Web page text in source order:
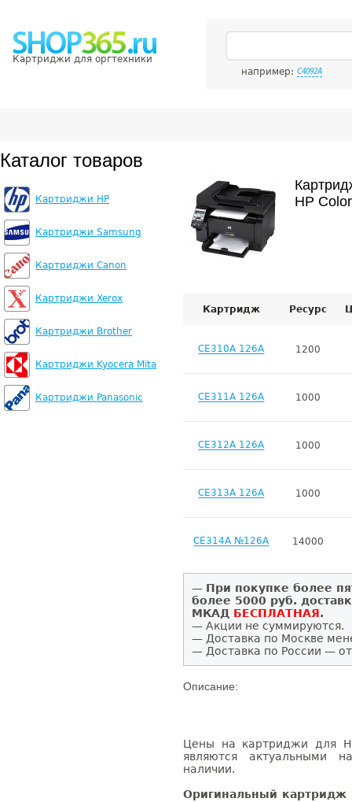
Картриджи для оргтехники
например: C4092A
Каталог товаров
Картриджи HP
Картриджи Samsung
Картриджи Canon
Картриджи Xerox
Картриджи Brother
Картриджи Kyocera Mita
Картриджи Panasonic
HP
Картридж Ресурс
CE310A 126A 1200
CE311A 126A 1000
CE312A 126A 1000
CE313A 126A 1000
CE314A №126A 14000
— При покупке более
более 5000 руб.
МКАД БЕСПЛАТНАЯ.
— Акции не суммируются.
— Доставка по Москве
— Доставка по России —
Описание:
Цены на картриджи для
являются актуальными
наличии.
Оригинальный картридж